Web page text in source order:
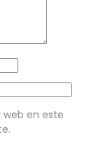
en este